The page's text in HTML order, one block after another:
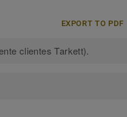
EXPORT TO PDF
clientes Tarkett).